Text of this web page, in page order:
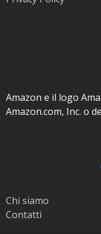
Amazon e il logo
Amazon.com, Inc. o
Chi siamo
Contatti